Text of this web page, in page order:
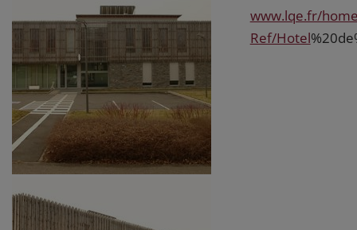
www.lqe.fr/
Ref/Hotel